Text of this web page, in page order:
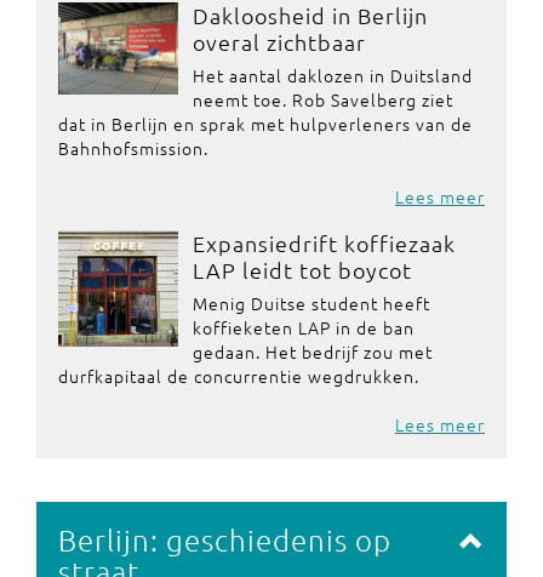
Dakloosheid in Berlijn
overal zichtbaar
Het aantal daklozen in Duitsland
neemt toe. Rob Savelberg ziet
dat in Berlijn en sprak met hulpverleners van de
Bahnhofsmission.
Lees meer
Expansiedrift koffiezaak
LAP leidt tot boycot
Menig Duitse student heeft
koffieketen LAP in de ban
gedaan. Het bedrijf zou met
durfkapitaal de concurrentie wegdrukken.
Lees meer
Berlijn: geschiedenis op